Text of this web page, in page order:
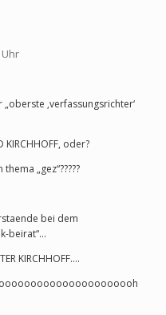
Uhr
‚verfassungsrichter‘
KIRCHHOFF, oder?
„gez“?????
bei dem
beirat“…
KIRCHHOFF….